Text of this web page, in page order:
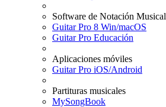
Software de Notación Musical
Guitar Pro 8 Win/macOS
Guitar Pro Educación
Aplicaciones móviles
Guitar Pro iOS/Android
Partituras musicales
MySongBook